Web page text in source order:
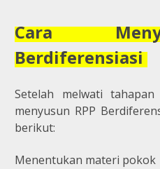
Cara
Berdiferensiasi
Setelah melwati
menyusun RPP
berikut:
Menentukan materi pokok